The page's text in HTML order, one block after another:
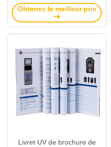
haut fonctionnel multi de
sens visuel de beauté de
Obtenez le meilleur prix
Livret UV de brochure de